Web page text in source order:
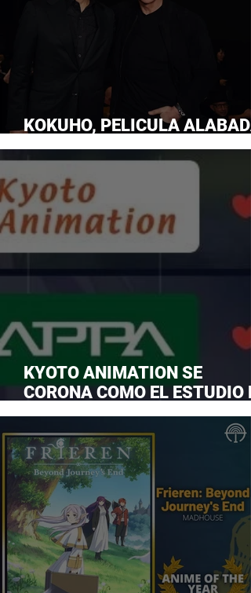
KOKUHO, PELICULA
POR TOM CRUISE
KYOTO ANIMATION SE
CORONA COMO EL ESTUDIO
ANIME FAVORITO Y LE ROBA
CORONA A MAPPA